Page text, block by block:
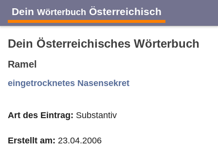
Dein Wörterbuch Österreichisch
A B C D E F
J K L M N
Dein Österreichisches Wörterbuch
Ramel
eingetrocknetes Nasensekret
Art des Eintrag: Substantiv
Erstellt am: 23.04.2006